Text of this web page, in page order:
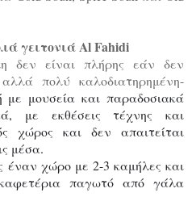
γειτονιά Al Fahidi
δεν είναι πλήρης εάν δεν
πολύ καλοδιατηρημένη-
με μουσεία και παραδοσιακά
με εκθέσεις τέχνης και
χώρος και δεν απαιτείται
μέσα.
έναν χώρο με 2-3 καμήλες και
παγωτό από γάλα